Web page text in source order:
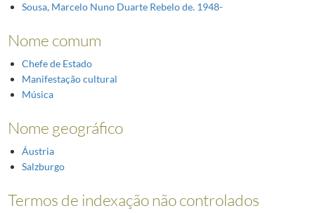
Sousa, Marcelo Nuno Duarte Rebelo de. 1948-
Nome comum
Chefe de Estado
Manifestação cultural
Música
Nome geográfico
Áustria
Salzburgo
Termos de indexação não controlados